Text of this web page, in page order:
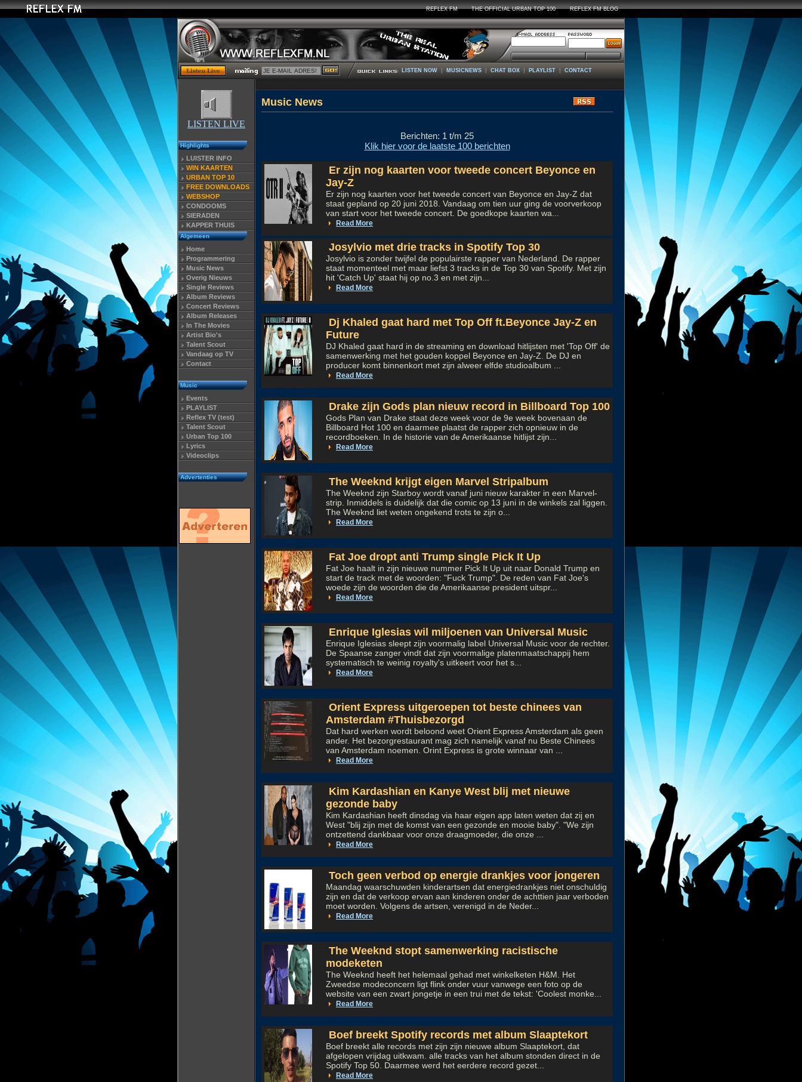
REFLEX FM THE OFFICIAL URBAN TOP 100 REFLEX FM BLOG
LISTEN NOW | MUSICNEWS | CHAT BOX | PLAYLIST | CONTACT
LISTEN LIVE
Highlights
LUISTER INFO
WIN KAARTEN
URBAN TOP 10
FREE DOWNLOADS
WEBSHOP
CONDOOMS
SIERADEN
KAPPER THUIS
Algemeen
Home
Programmering
Music News
Overig Nieuws
Single Reviews
Album Reviews
Concert Reviews
Album Releases
In The Movies
Artist Bio's
Talent Scout
Vandaag op TV
Contact
Music
Events
PLAYLIST
Reflex TV (test)
Talent Scout
Urban Top 100
Lyrics
Videoclips
Advertenties
Music News
Berichten: 1 t/m 25
Klik hier voor de laatste 100 berichten
Er zijn nog kaarten voor tweede concert Beyonce en
Jay-Z
Er zijn nog kaarten voor het tweede concert van Beyonce en Jay-Z dat
staat gepland op 20 juni 2018. Vandaag om tien uur ging de voorverkoop
van start voor het tweede concert. De goedkope kaarten wa...
Read More
Josylvio met drie tracks in Spotify Top 30
Josylvio is zonder twijfel de populairste rapper van Nederland. De rapper
staat momenteel met maar liefst 3 tracks in de Top 30 van Spotify. Met zijn
hit 'Catch Up' staat hij op no.3 en met zijn...
Read More
Dj Khaled gaat hard met Top Off ft.Beyonce Jay-Z en
Future
DJ Khaled gaat hard in de streaming en download hitlijsten met 'Top Off' de
samenwerking met het gouden koppel Beyonce en Jay-Z. De DJ en
producer komt binnenkort met zijn alweer elfde studioalbum ...
Read More
Drake zijn Gods plan nieuw record in Billboard Top 100
Gods Plan van Drake staat deze week voor de 9e week bovenaan de
Billboard Hot 100 en daarmee plaatst de rapper zich opnieuw in de
recordboeken. In de historie van de Amerikaanse hitlijst zijn...
Read More
The Weeknd krijgt eigen Marvel Stripalbum
The Weeknd zijn Starboy wordt vanaf juni nieuw karakter in een Marvel-
strip. Inmiddels is duidelijk dat die comic op 13 juni in de winkels zal liggen.
The Weeknd liet weten ongekend trots te zijn o...
Read More
Fat Joe dropt anti Trump single Pick It Up
Fat Joe haalt in zijn nieuwe nummer Pick It Up uit naar Donald Trump en
start de track met de woorden: "Fuck Trump". De reden van Fat Joe's
woede zijn de woorden die de Amerikaanse president uitspr...
Read More
Enrique Iglesias wil miljoenen van Universal Music
Enrique Iglesias sleept zijn voormalig label Universal Music voor de rechter.
De Spaanse zanger vindt dat zijn voormalige platenmaatschappij hem
systematisch te weinig royalty's uitkeert voor het s...
Read More
Orient Express uitgeroepen tot beste chinees van
Amsterdam #Thuisbezorgd
Dat hard werken wordt beloond weet Orient Express Amsterdam als geen
ander. Het bezorgrestaurant mag zich namelijk vanaf nu Beste Chinees
van Amsterdam noemen. Orint Express is grote winnaar van ...
Read More
Kim Kardashian en Kanye West blij met nieuwe
gezonde baby
Kim Kardashian heeft dinsdag via haar eigen app laten weten dat zij en
West "blij zijn met de komst van een gezonde en mooie baby". "We zijn
ontzettend dankbaar voor onze draagmoeder, die onze ...
Read More
Toch geen verbod op energie drankjes voor jongeren
Maandag waarschuwden kinderartsen dat energiedrankjes niet onschuldig
zijn en dat de verkoop ervan aan kinderen onder de achttien jaar verboden
moet worden. Volgens de artsen, verenigd in de Neder...
Read More
The Weeknd stopt samenwerking racistische
modeketen
The Weeknd heeft het helemaal gehad met winkelketen H&M. Het
Zweedse modeconcern ligt flink onder vuur vanwege een foto op de
website van een zwart jongetje in een trui met de tekst: 'Coolest monke...
Read More
Boef breekt Spotify records met album Slaaptekort
Boef breekt alle records met zijn zijn nieuwe album Slaaptekort, dat
afgelopen vrijdag uitkwam. alle tracks van het album stonden direct in de
Spotify Top 50. Daarmee werd het eerdere record gezet...
Read More